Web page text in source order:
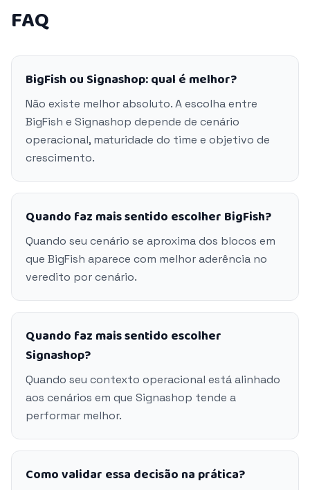
FAQ
BigFish ou Signashop: qual é melhor?
Não existe melhor absoluto. A escolha entre
BigFish e Signashop depende de cenário
operacional, maturidade do time e objetivo de
crescimento.
Quando faz mais sentido escolher BigFish?
Quando seu cenário se aproxima dos blocos em
que BigFish aparece com melhor aderência no
veredito por cenário.
Quando faz mais sentido escolher
Signashop?
Quando seu contexto operacional está alinhado
aos cenários em que Signashop tende a
performar melhor.
Como validar essa decisão na prática?